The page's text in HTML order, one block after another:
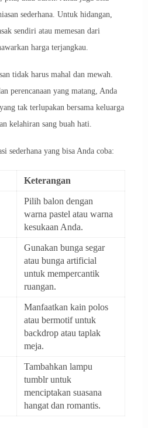
sederhana. Untuk hidangan,
sendiri atau memesan dari
harga terjangkau.
tidak harus mahal dan mewah.
perencanaan yang matang, Anda
tak terlupakan bersama keluarga
kelahiran sang buah hati.
sederhana yang bisa Anda coba:
Keterangan
Pilih balon dengan
warna pastel atau warna
kesukaan Anda.
Gunakan bunga segar
atau bunga artificial
untuk mempercantik
ruangan.
Manfaatkan kain polos
atau bermotif untuk
backdrop atau taplak
meja.
Tambahkan lampu
tumblr untuk
menciptakan suasana
hangat dan romantis.